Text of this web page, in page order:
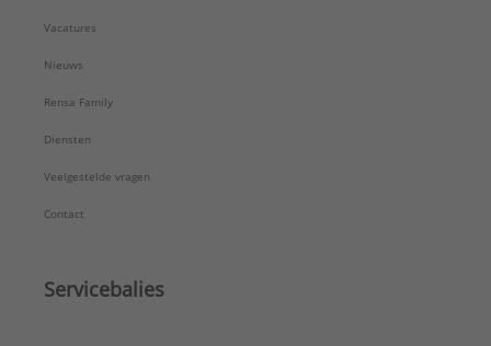
Vacatures
Nieuws
Rensa Family
Diensten
Veelgestelde vragen
Contact
Servicebalies